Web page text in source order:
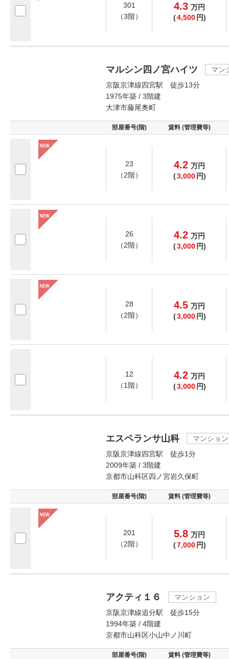
301
（3階）
4.3 万円
(4,500 円)
マルシン四ノ宮ハイツ
マン
京阪京津線四宮駅 徒歩13分
1975年築 / 3階建
大津市藤尾奥町
部屋番号(階) 賃料 (管理費等)
23
（2階）
4.2 万円
(3,000 円)
26
（2階）
4.2 万円
(3,000 円)
28
（2階）
4.5 万円
(3,000 円)
12
（1階）
4.2 万円
(3,000 円)
エスペランサ山科
マンション
京阪京津線四宮駅 徒歩1分
2009年築 / 3階建
京都市山科区四ノ宮岩久保町
部屋番号(階) 賃料 (管理費等)
201
（2階）
5.8 万円
(7,000 円)
アクティ１６
マンション
京阪京津線追分駅 徒歩15分
1994年築 / 4階建
京都市山科区小山中ノ川町
部屋番号(階) 賃料 (管理費等)